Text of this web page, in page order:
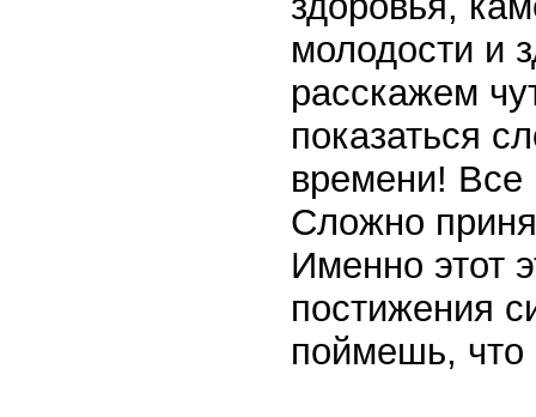
молодости и
расскажем
показаться
времени! Все
Сложно
Именно этот
постижения
поймешь, что